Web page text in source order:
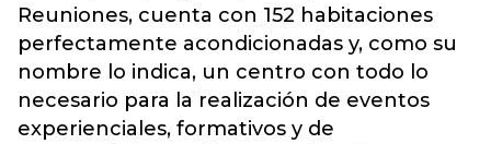
Reuniones, cuenta con 152 habitaciones
perfectamente acondicionadas y, como su
nombre lo indica, un centro con todo lo
necesario para la realización de eventos
experienciales, formativos y de